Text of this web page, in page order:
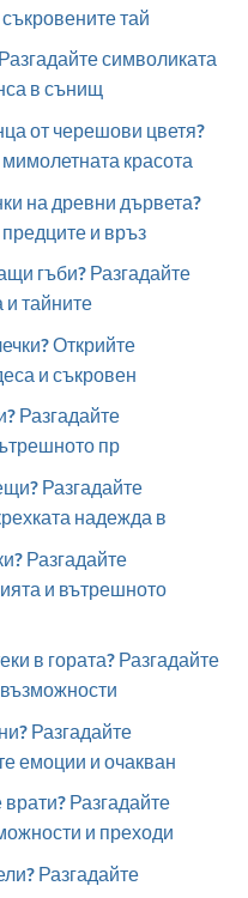
тай
символиката
в сънищ
от черешови цветя?
красота
на древни дървета?
и връз
гъби? Разгадайте
тайните
Открийте
и съкровен
Разгадайте
пр
Разгадайте
надежда в
Разгадайте
и вътрешното
в гората? Разгадайте
Разгадайте
емоции и очакван
Разгадайте
и преходи
Разгадайте